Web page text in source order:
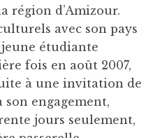
région d’Amizour.
avec son pays
jeune étudiante
fois en août 2007,
à une invitation de
son engagement,
jours seulement,